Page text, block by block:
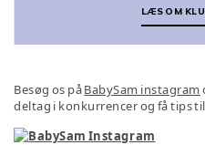
LÆS OM
Besøg os påBabySam instagram
deltag i konkurrencer og få tips